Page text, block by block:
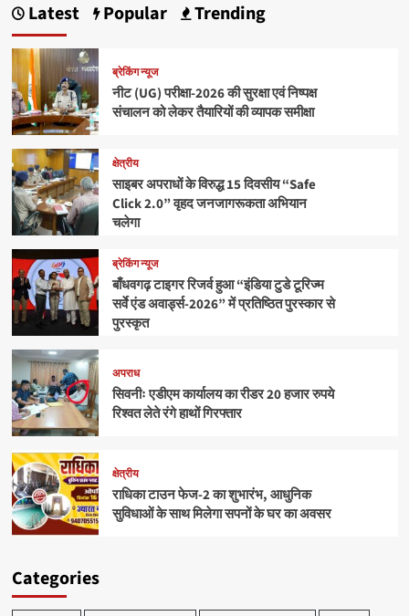
Latest Popular Trending
ब्रेकिंग न्यूज
नीट (UG) परीक्षा-2026 की सुरक्षा एवं निष्पक्ष
संचालन को लेकर तैयारियों की व्यापक समीक्षा
क्षेत्रीय
साइबर अपराधों के विरुद्ध 15 दिवसीय “Safe
Click 2.0” वृहद जनजागरूकता अभियान
चलेगा
ब्रेकिंग न्यूज
बाँधवगढ़ टाइगर रिजर्व हुआ “इंडिया टुडे टूरिज्म
सर्वे एंड अवार्ड्स-2026” में प्रतिष्ठित पुरस्कार से
पुरस्कृत
अपराध
सिवनीः एडीएम कार्यालय का रीडर 20 हजार रुपये
रिश्वत लेते रंगे हाथों गिरफ्तार
क्षेत्रीय
राधिका टाउन फेज-2 का शुभारंभ, आधुनिक
सुविधाओं के साथ मिलेगा सपनों के घर का अवसर
Categories